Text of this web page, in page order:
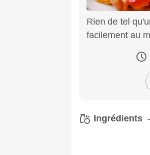
Rien de tel
facilement au
Ingrédients